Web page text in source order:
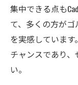
集中できる点も
て、多くの方が
を実感していま
チャンスであり
い。